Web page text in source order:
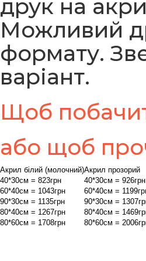
друк на
Можливий
формату.
варіант.
Щоб
або щоб
Акрил білий (молочний)Акрил прозорий
40*30см = 823грн
40*30см = 926грн
60*40см = 1043грн
60*40см =
90*30см = 1135грн
90*30см =
80*40см = 1267грн
80*40см =
80*60см = 1708грн
80*60см =